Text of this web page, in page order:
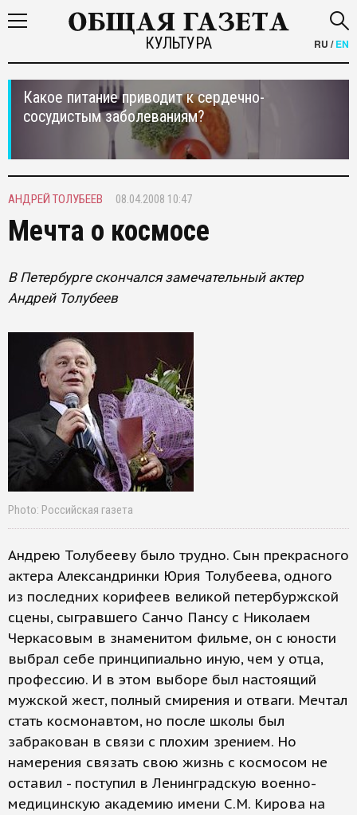
КУЛЬТУРА RU /EN
Какое питание приводит к сердечно-
сосудистым заболеваниям?
АНДРЕЙ ТОЛУБЕЕВ 08.04.2008 10:47
Мечта о космосе
В Петербурге скончался замечательный актер
Андрей Толубеев
Photo: Российская газета
Андрею Толубееву было трудно. Сын прекрасного
актера Александринки Юрия Толубеева, одного
из последних корифеев великой петербуржской
сцены, сыгравшего Санчо Пансу с Николаем
Черкасовым в знаменитом фильме, он с юности
выбрал себе принципиально иную, чем у отца,
профессию. И в этом выборе был настоящий
мужской жест, полный смирения и отваги. Мечтал
стать космонавтом, но после школы был
забракован в связи с плохим зрением. Но
намерения связать свою жизнь с космосом не
оставил - поступил в Ленинградскую военно-
медицинскую академию имени С.М. Кирова на